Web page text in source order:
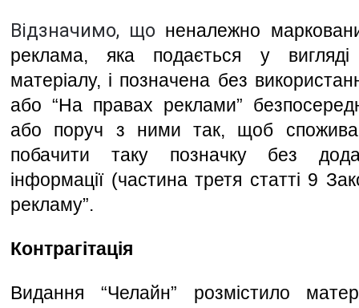
Відзначимо, що неналежно
реклама, яка подається у вигляді
матеріалу, і позначена без
або “На правах реклами”
або поруч з ними так, щоб
побачити таку позначку без
інформації (частина третя статті 9
рекламу”.
Контрагітація
Видання “Челайн” розмістило